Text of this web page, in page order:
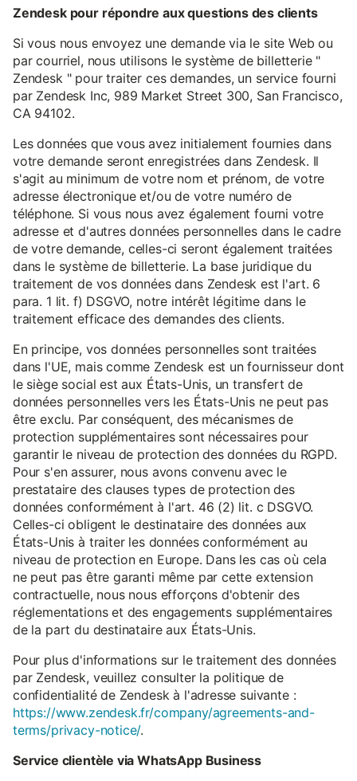
Zendesk pour répondre aux questions des clients
Si vous nous envoyez une demande via le site Web ou
par courriel, nous utilisons le système de billetterie "
Zendesk " pour traiter ces demandes, un service fourni
par Zendesk Inc, 989 Market Street 300, San Francisco,
CA 94102.
Les données que vous avez initialement fournies dans
votre demande seront enregistrées dans Zendesk. Il
s'agit au minimum de votre nom et prénom, de votre
adresse électronique et/ou de votre numéro de
téléphone. Si vous nous avez également fourni votre
adresse et d'autres données personnelles dans le cadre
de votre demande, celles-ci seront également traitées
dans le système de billetterie. La base juridique du
traitement de vos données dans Zendesk est l'art. 6
para. 1 lit. f) DSGVO, notre intérêt légitime dans le
traitement efficace des demandes des clients.
En principe, vos données personnelles sont traitées
dans l'UE, mais comme Zendesk est un fournisseur dont
le siège social est aux États-Unis, un transfert de
données personnelles vers les États-Unis ne peut pas
être exclu. Par conséquent, des mécanismes de
protection supplémentaires sont nécessaires pour
garantir le niveau de protection des données du RGPD.
Pour s'en assurer, nous avons convenu avec le
prestataire des clauses types de protection des
données conformément à l'art. 46 (2) lit. c DSGVO.
Celles-ci obligent le destinataire des données aux
États-Unis à traiter les données conformément au
niveau de protection en Europe. Dans les cas où cela
ne peut pas être garanti même par cette extension
contractuelle, nous nous efforçons d'obtenir des
réglementations et des engagements supplémentaires
de la part du destinataire aux États-Unis.
Pour plus d'informations sur le traitement des données
par Zendesk, veuillez consulter la politique de
confidentialité de Zendesk à l'adresse suivante :
https://www.zendesk.fr/company/agreements-and-
terms/privacy-notice/.
Service clientèle via WhatsApp Business